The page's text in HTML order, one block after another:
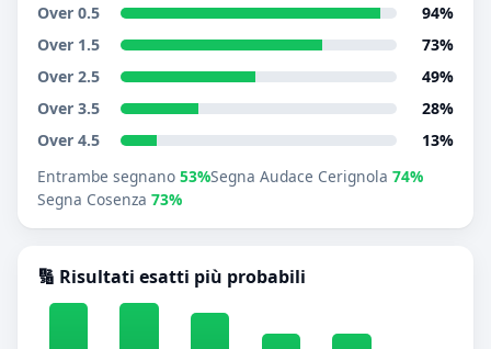
Over 0.5
94%
Over 1.5
73%
Over 2.5
49%
Over 3.5
28%
Over 4.5
13%
Entrambe segnano 53%Segna Audace Cerignola 74%
Segna Cosenza 73%
🔢 Risultati esatti più probabili